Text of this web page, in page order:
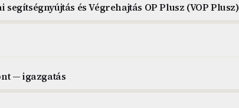
és Végrehajtás OP Plusz (VOP Plusz)
— igazgatás